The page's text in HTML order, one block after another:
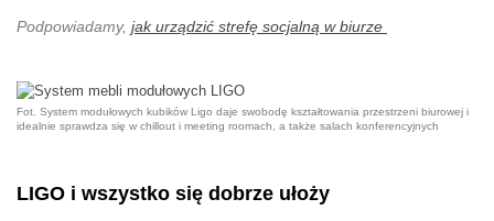
Podpowiadamy, jak urządzić strefę socjalną w biurze
Fot. System modułowych kubików Ligo daje swobodę kształtowania przestrzeni biurowej i
idealnie sprawdza się w chillout i meeting roomach, a także salach konferencyjnych
LIGO i wszystko się dobrze ułoży